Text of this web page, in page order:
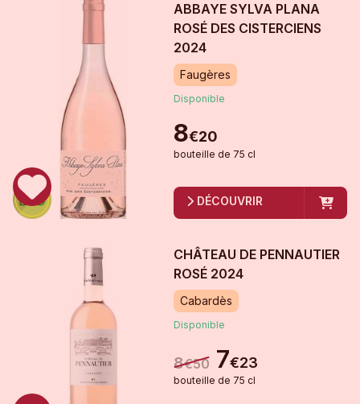
ABBAYE SYLVA PLANA
ROSÉ DES CISTERCIENS
2024
Faugères
Disponible
8€20
bouteille de 75 cl
DÉCOUVRIR
CHÂTEAU DE PENNAUTIER
ROSÉ 2024
Cabardès
Disponible
8€50 7€23
bouteille de 75 cl